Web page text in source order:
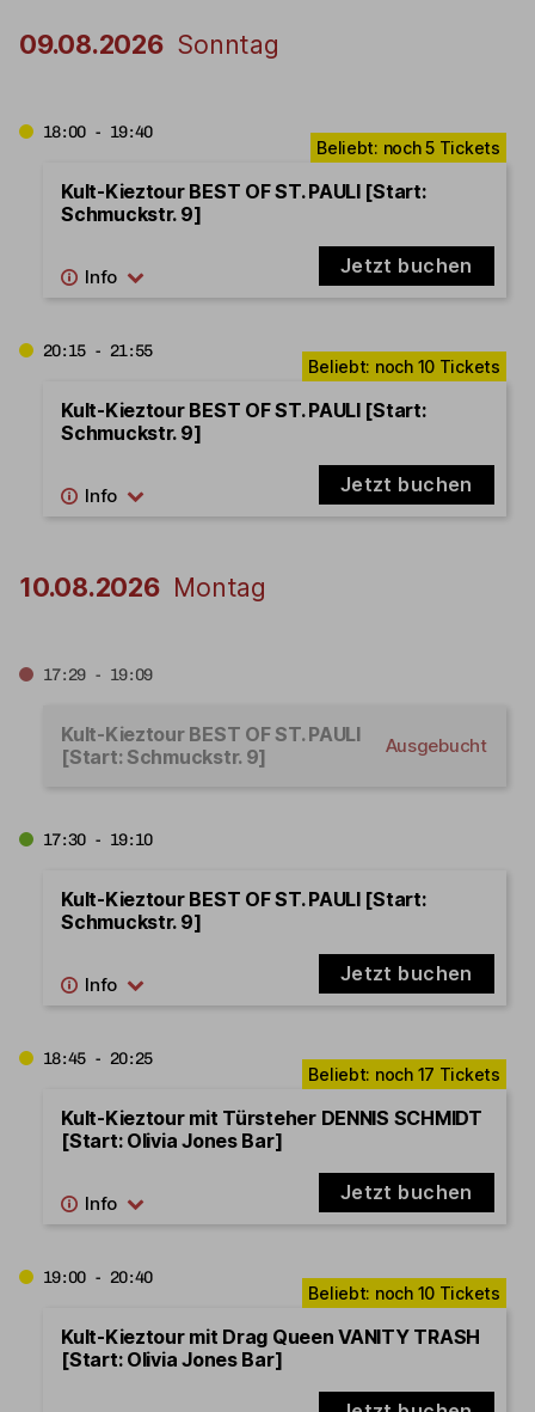
09.08.2026 Sonntag
18:00 - 19:40
Kult-Kieztour BEST OF ST. PAULI [Start:
Schmuckstr. 9]
Jetzt buchen
20:15 - 21:55
Kult-Kieztour BEST OF ST. PAULI [Start:
Schmuckstr. 9]
Jetzt buchen
10.08.2026 Montag
17:29 - 19:09
Kult-Kieztour BEST OF ST. PAULI
[Start: Schmuckstr. 9]
Ausgebucht
17:30 - 19:10
Kult-Kieztour BEST OF ST. PAULI [Start:
Schmuckstr. 9]
Jetzt buchen
18:45 - 20:25
Kult-Kieztour mit Türsteher DENNIS SCHMIDT
[Start: Olivia Jones Bar]
Jetzt buchen
19:00 - 20:40
Kult-Kieztour mit Drag Queen VANITY TRASH
[Start: Olivia Jones Bar]